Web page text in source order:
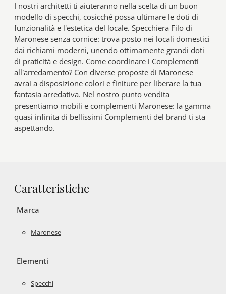
I nostri architetti ti aiuteranno nella scelta di un buon
modello di specchi, cosicché possa ultimare le doti di
funzionalità e l'estetica del locale. Specchiera Filo di
Maronese senza cornice: trova posto nei locali domestici
dai richiami moderni, unendo ottimamente grandi doti
di praticità e design. Come coordinare i Complementi
all’arredamento? Con diverse proposte di Maronese
avrai a disposizione colori e finiture per liberare la tua
fantasia arredativa. Nel nostro punto vendita
presentiamo mobili e complementi Maronese: la gamma
quasi infinita di bellissimi Complementi del brand ti sta
aspettando.
Caratteristiche
Marca
Maronese
Elementi
Specchi